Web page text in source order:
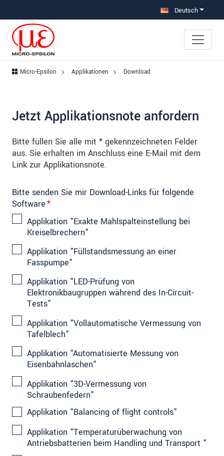
Deutsch
Micro-Epsilon Applikationen Download
Jetzt Applikationsnote anfordern
Bitte füllen Sie alle mit * gekennzeichneten Felder
aus. Sie erhalten im Anschluss eine E-Mail mit dem
Link zur Applikationsnote.
Bitte senden Sie mir Download-Links für folgende
Software*
Applikation "Exakte Mahlspalteinstellung bei
Kreiselbrechern"
Applikation "Füllstandsmessung an einer
Fasspumpe"
Applikation "LED-Prüfung von
Elektronikbaugruppen während des In-Circuit-
Tests"
Applikation "Vollautomatische Vermessung von
Tafelblech"
Applikation "Automatisierte Messung von
Eisenbahnlaschen"
Applikation "3D-Vermessung von
Schraubenfedern"
Applikation "Balancing of flight controls"
Applikation "Temperaturüberwachung von
Antriebsbatterien beim Handling und Transport "